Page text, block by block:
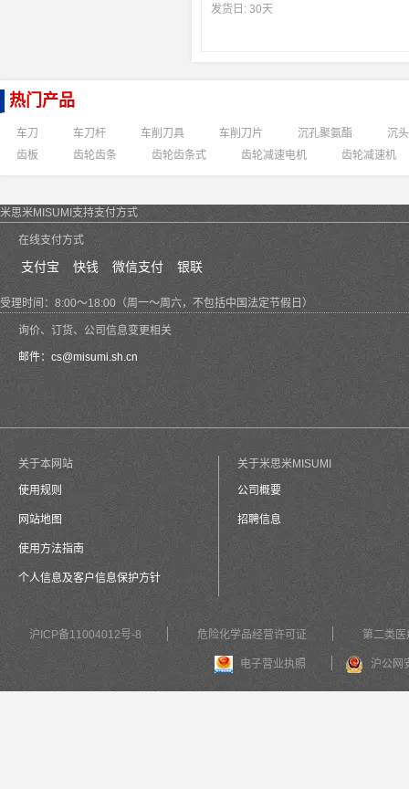
发货日:30天
热门产品
车刀 车刀杆 车削刀具 车削刀片 沉孔聚氨酯
沉
齿板
齿轮齿条 齿轮齿条式 齿轮减速电机 齿轮减速机
米思米MISUMI支持支付方式
在线支付方式
支付宝 快钱 微信支付 银联
受理时间：8:00～18:00（周一～周六，不包括中国法定节假日）
询价、订货、公司信息变更相关
邮件： cs@misumi.sh.cn
关于本网站
使用规则
网站地图
使用方法指南
个人信息及客户信息保护方针
关于米思米MISUMI
公司概要
招聘信息
沪ICP备11004012号-8 危险化学品经营许可证 第二类医
电子营业执照 沪公网